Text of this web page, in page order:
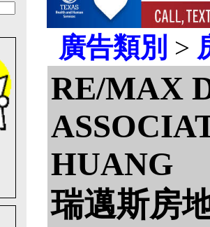
廣告類別 >
RE/MAX
HUANG
瑞邁斯房